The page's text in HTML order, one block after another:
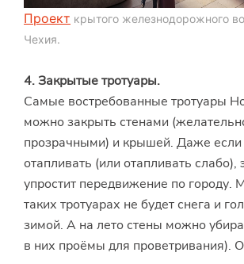
Проект крытого железнодорожного
Чехия.
4.Закрытые тротуары.
Самые востребованные тротуары
можно закрыть стенами
прозрачными) и крышей. Даже если
отапливать (или отапливать слабо),
упростит передвижение по городу.
таких тротуарах не будет снега и
зимой. А на лето стены можно
в них проёмы для проветривания).